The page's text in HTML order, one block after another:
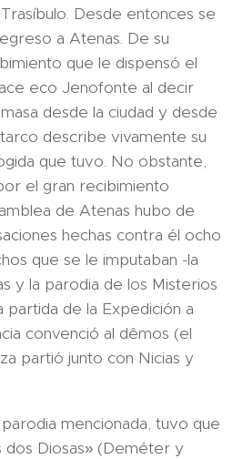
Desde entonces se
a Atenas. De su
que le dispensó el
eco Jenofonte al decir
desde la ciudad y desde
describe vivamente su
que tuvo.​ No obstante,
el gran recibimiento
de Atenas hubo de
hechas contra él ocho
que se le imputaban -la
y la parodia de los Misterios
partida de la Expedición a
convenció al dêmos (el
partió junto con Nicias y
mencionada, tuvo que
dos Diosas» (Deméter y